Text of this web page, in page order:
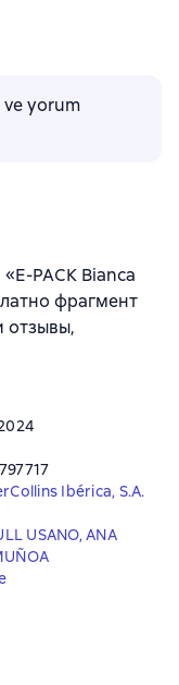
ve yorum
PACK Bianca
фрагмент
отзывы,
Ibérica, S.A.
USANO, ANA